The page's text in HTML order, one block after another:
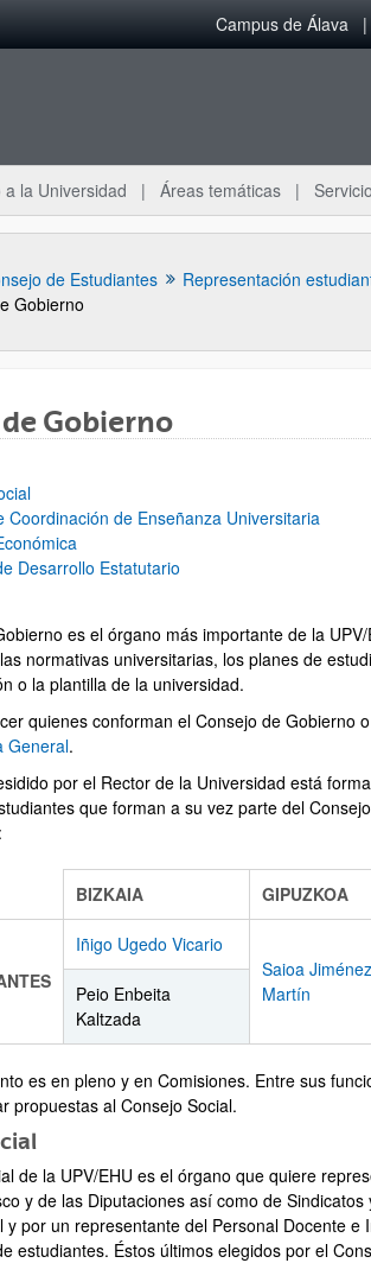
Campus de Álava
a la Universidad Áreas temáticas
de Estudiantes Representación
Gobierno
Gobierno
Coordinación de Enseñanza Universitaria
Desarrollo Estatutario
es el órgano más importante de la
normativas universitarias, los planes de
o la plantilla de la universidad.
quienes conforman el Consejo de Gobierno
General.
por el Rector de la Universidad está
que forman a su vez parte del
BIZKAIA GIPUZKOA
Iñigo Ugedo Vicario
Saioa
Martín
Peio Enbeita
Kaltzada
es en pleno y en Comisiones. Entre sus
propuestas al Consejo Social.
de la UPV/EHU es el órgano que quiere
y de las Diputaciones así como de
y por un representante del Personal Docente
estudiantes. Éstos últimos elegidos por el